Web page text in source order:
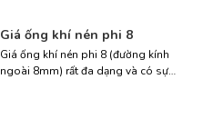
thương hiệu, công suất motor và loại
máy có dầu hay không dầu. Trong đó,
[…]
Giá ống khí nén phi 8
Giá ống khí nén phi 8 (đường kính
ngoài 8mm) rất đa dạng và có sự